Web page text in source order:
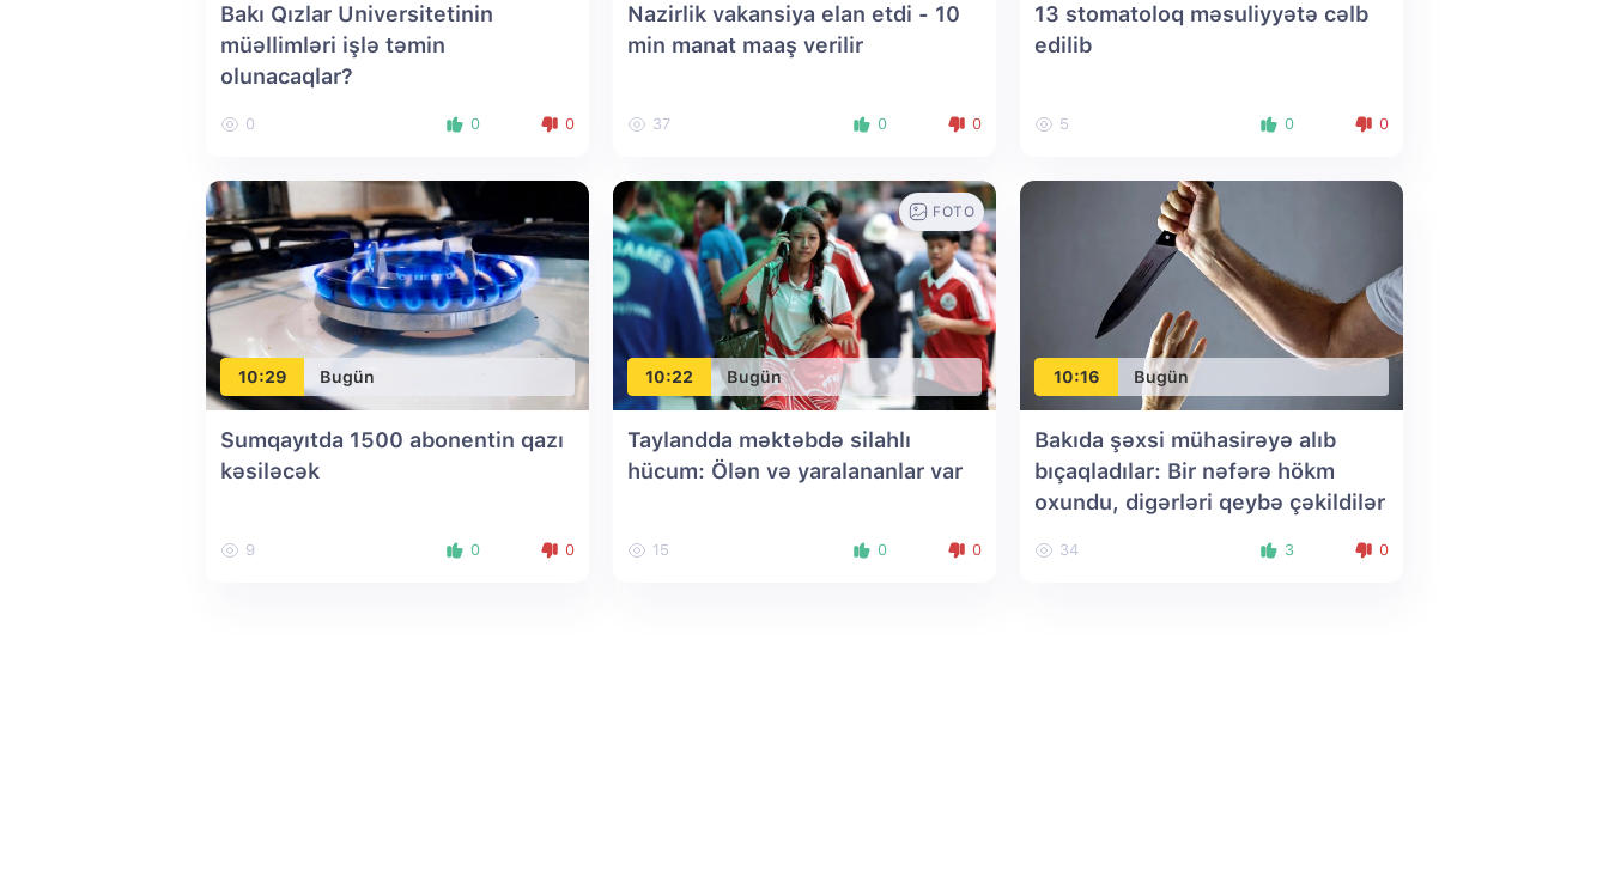
Bakı Qızlar Universitetinin
müəllimləri işlə təmin
olunacaqlar?
0 0 0
Nazirlik vakansiya elan etdi - 10
min manat maaş verilir
37 0 0
13 stomatoloq məsuliyyətə cəlb
edilib
5 0 0
10:29 Bugün
Sumqayıtda 1500 abonentin qazı
kəsiləcək
9 0 0
10:22 Bugün
FOTO
Taylandda məktəbdə silahlı
hücum: Ölən və yaralananlar var
15 0 0
10:16 Bugün
Bakıda şəxsi mühasirəyə alıb
bıçaqladılar: Bir nəfərə hökm
oxundu, digərləri qeybə çəkildilər
34 3 0